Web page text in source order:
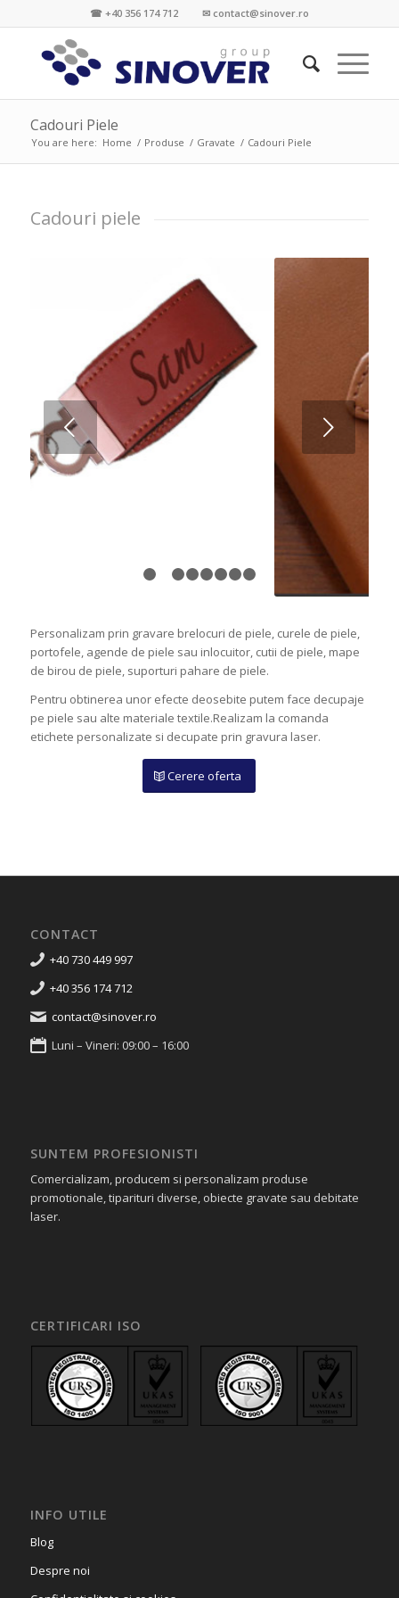
☎ +40 356 174 712 ✉ contact@sinover.ro
Cadouri Piele
You are here: Home / Produse / Gravate / Cadouri Piele
Cadouri piele
Next
1 2 8
Personalizam prin gravare brelocuri de piele, curele de piele,
portofele, agende de piele sau inlocuitor, cutii de piele, mape
de birou de piele, suporturi pahare de piele.
Pentru obtinerea unor efecte deosebite putem face decupaje
pe piele sau alte materiale textile.Realizam la comanda
etichete personalizate si decupate prin gravura laser.
Cerere oferta
CONTACT
+40 730 449 997
+40 356 174 712
contact@sinover.ro
Luni – Vineri: 09:00 – 16:00
SUNTEM PROFESIONISTI
Comercializam, producem si personalizam produse
promotionale, tiparituri diverse, obiecte gravate sau debitate
laser.
CERTIFICARI ISO
INFO UTILE
Blog
Despre noi